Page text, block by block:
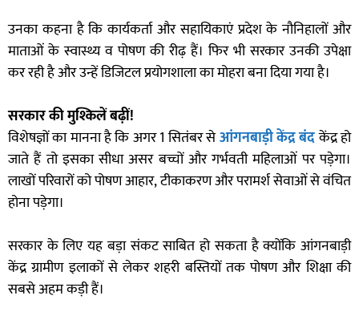
उनका कहना है कि कार्यकर्ता और सहायिकाएं प्रदेश के नौनिहालों और
माताओं के स्वास्थ्य व पोषण की रीढ़ हैं। फिर भी सरकार उनकी उपेक्षा
कर रही है और उन्हें डिजिटल प्रयोगशाला का मोहरा बना दिया गया है।
सरकार की मुश्किलें बढ़ीं!
विशेषज्ञों का मानना है कि अगर 1 सितंबर सेआंगनबाड़ी केंद्र बंदकेंद्र हो
जाते हैं तो इसका सीधा असर बच्चों और गर्भवती महिलाओं पर पड़ेगा।
लाखों परिवारों को पोषण आहार, टीकाकरण और परामर्श सेवाओं से वंचित
होना पड़ेगा।
सरकार के लिए यह बड़ा संकट साबित हो सकता है क्योंकि आंगनबाड़ी
केंद्र ग्रामीण इलाकों से लेकर शहरी बस्तियों तक पोषण और शिक्षा की
सबसे अहम कड़ी हैं।